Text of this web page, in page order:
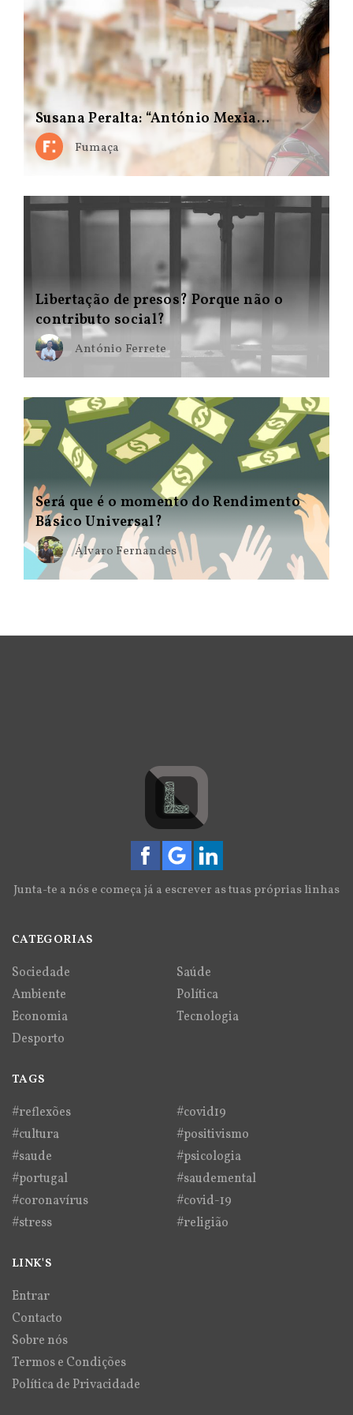
Susana Peralta: “António Mexia…
Fumaça
Libertação de presos? Porque não o
contributo social?
António Ferrete
Será que é o momento do Rendimento
Básico Universal?
Álvaro Fernandes
Junta-te a nós e começa já a escrever as tuas próprias linhas
CATEGORIAS
Sociedade
Saúde
Ambiente
Política
Economia
Tecnologia
Desporto
TAGS
#reflexões
#covid19
#cultura
#positivismo
#saude
#psicologia
#portugal
#saudemental
#coronavírus
#covid-19
#stress
#religião
LINK'S
Entrar
Contacto
Sobre nós
Termos e Condições
Política de Privacidade